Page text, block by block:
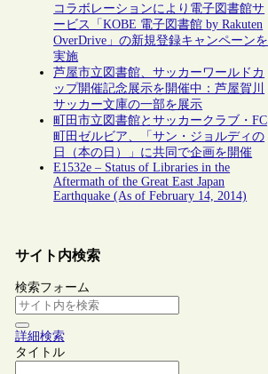
コラボレーションにより電子図書館サ
ービス「KOBE 電子図書館 by Rakuten
OverDrive」の新規登録キャンペーンを
実施
芦屋市立図書館、サッカーワールドカ
ップ開催記念展示を開催中：芦屋賀川
サッカー文庫の一部を展示
町田市立図書館とサッカークラブ・FC
町田ゼルビア、「サン・ジョルディの
日（本の日）」に共同で企画を開催
E1532e – Status of Libraries in the
Aftermath of the Great East Japan
Earthquake (As of February 14, 2014)
サイト内検索
検索フォーム
詳細検索
タイトル